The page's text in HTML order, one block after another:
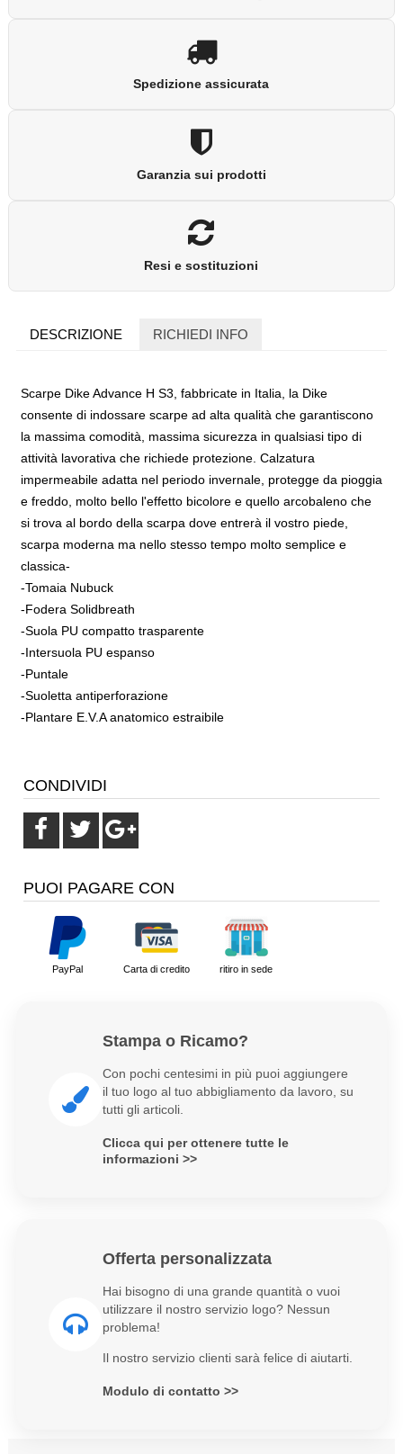
Spedizione assicurata
Garanzia sui prodotti
Resi e sostituzioni
DESCRIZIONE RICHIEDI INFO
Scarpe Dike Advance H S3, fabbricate in Italia, la Dike
consente di indossare scarpe ad alta qualità che garantiscono
la massima comodità, massima sicurezza in qualsiasi tipo di
attività lavorativa che richiede protezione. Calzatura
impermeabile adatta nel periodo invernale, protegge da pioggia
e freddo, molto bello l'effetto bicolore e quello arcobaleno che
si trova al bordo della scarpa dove entrerà il vostro piede,
scarpa moderna ma nello stesso tempo molto semplice e
classica-
-Tomaia Nubuck
-Fodera Solidbreath
-Suola PU compatto trasparente
-Intersuola PU espanso
-Puntale
-Suoletta antiperforazione
-Plantare E.V.A anatomico estraibile
CONDIVIDI
PUOI PAGARE CON
PayPal Carta di credito ritiro in sede
Stampa o Ricamo?
Con pochi centesimi in più puoi aggiungere
il tuo logo al tuo abbigliamento da lavoro, su
tutti gli articoli.
Clicca qui per ottenere tutte le
informazioni >>
Offerta personalizzata
Hai bisogno di una grande quantità o vuoi
utilizzare il nostro servizio logo? Nessun
problema!
Il nostro servizio clienti sarà felice di aiutarti.
Modulo di contatto >>